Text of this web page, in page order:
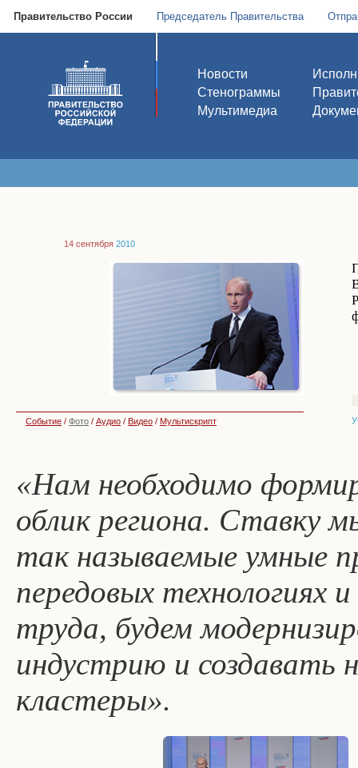
Правительство России Председатель Правительства
Новости
Стенограммы
Мультимедиа
14 сентября 2010
Событие / Фото / Аудио / Видео / Мультискрипт
«Нам необходимо
облик региона. Ставку
так называемые умные
передовых технологиях
труда, будем
индустрию и создавать
кластеры».